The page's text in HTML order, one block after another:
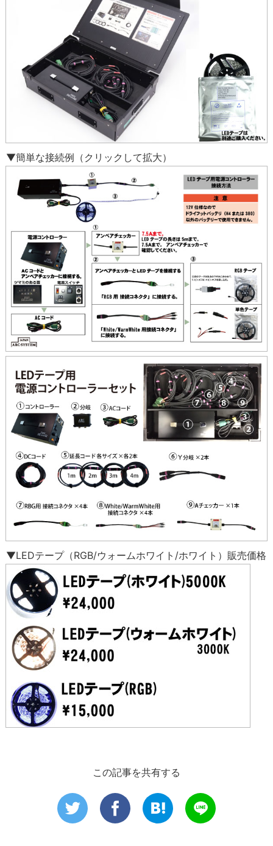
▼簡単な接続例（クリックして拡大）
▼LEDテープ（RGB/ウォームホワイト/ホワイト）販売価格
この記事を共有する